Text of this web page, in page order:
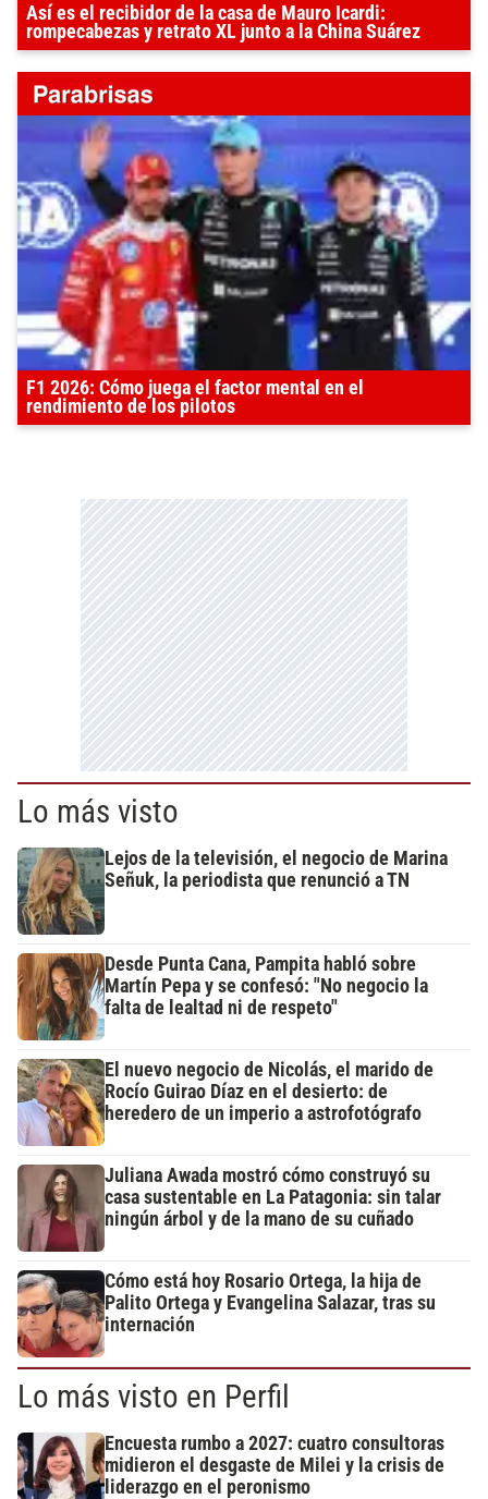
Así es el recibidor de la casa de Mauro Icardi:
rompecabezas y retrato XL junto a la China Suárez
F1 2026: Cómo juega el factor mental en el
rendimiento de los pilotos
Lo más visto
Lejos de la televisión, el negocio de Marina
Señuk, la periodista que renunció a TN
Desde Punta Cana, Pampita habló sobre
Martín Pepa y se confesó: "No negocio la
falta de lealtad ni de respeto"
El nuevo negocio de Nicolás, el marido de
Rocío Guirao Díaz en el desierto: de
heredero de un imperio a astrofotógrafo
Juliana Awada mostró cómo construyó su
casa sustentable en La Patagonia: sin talar
ningún árbol y de la mano de su cuñado
Cómo está hoy Rosario Ortega, la hija de
Palito Ortega y Evangelina Salazar, tras su
internación
Lo más visto en Perfil
Encuesta rumbo a 2027: cuatro consultoras
midieron el desgaste de Milei y la crisis de
liderazgo en el peronismo